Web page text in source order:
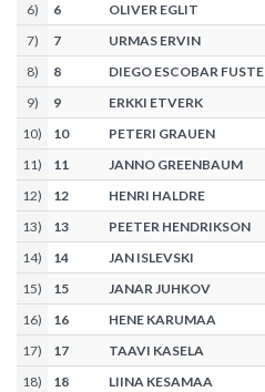
6) 6
OLIVER EGLIT
7) 7
URMAS ERVIN
8) 8
DIEGO ESCOBAR FUSTE
9) 9
ERKKI ETVERK
10) 10
PETERI GRAUEN
11) 11
JANNO GREENBAUM
12) 12
HENRI HALDRE
13) 13
PEETER HENDRIKSON
14) 14
JAN ISLEVSKI
15) 15
JANAR JUHKOV
16) 16
HENE KARUMAA
17) 17
TAAVI KASELA
18) 18
LIINA KESAMAA